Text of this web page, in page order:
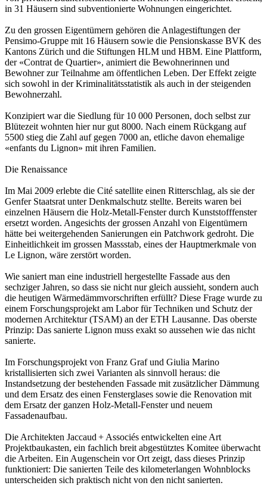
in 31 Häusern sind subventionierte Wohnungen eingerichtet.
Zu den grossen Eigentümern gehören die Anlagestiftungen der
Pensimo-Gruppe mit 16 Häusern sowie die Pensionskasse BVK des
Kantons Zürich und die Stiftungen HLM und HBM. Eine Plattform,
der «Contrat de Quartier», animiert die Bewohnerinnen und
Bewohner zur Teilnahme am öffentlichen Leben. Der Effekt zeigte
sich sowohl in der Kriminalitätsstatistik als auch in der steigenden
Bewohnerzahl.
Konzipiert war die Siedlung für 10 000 Personen, doch selbst zur
Blütezeit wohnten hier nur gut 8000. Nach einem Rückgang auf
5500 stieg die Zahl auf gegen 7000 an, etliche davon ehemalige
«enfants du Lignon» mit ihren Familien.
Die Renaissance
Im Mai 2009 erlebte die Cité satellite einen Ritterschlag, als sie der
Genfer Staatsrat unter Denkmalschutz stellte. Bereits waren bei
einzelnen Häusern die Holz-Metall-Fenster durch Kunststofffenster
ersetzt worden. Angesichts der grossen Anzahl von Eigentümern
hätte bei weitergehenden Sanierungen ein Patchwork gedroht. Die
Einheitlichkeit im grossen Massstab, eines der Hauptmerkmale von
Le Lignon, wäre zerstört worden.
Wie saniert man eine industriell hergestellte Fassade aus den
sechziger Jahren, so dass sie nicht nur gleich aussieht, sondern auch
die heutigen Wärmedämmvorschriften erfüllt? Diese Frage wurde zu
einem Forschungsprojekt am Labor für Techniken und Schutz der
modernen Architektur (TSAM) an der ETH Lausanne. Das oberste
Prinzip: Das sanierte Lignon muss exakt so aussehen wie das nicht
sanierte.
Im Forschungsprojekt von Franz Graf und Giulia Marino
kristallisierten sich zwei Varianten als sinnvoll heraus: die
Instandsetzung der bestehenden Fassade mit zusätzlicher Dämmung
und dem Ersatz des einen Fensterglases sowie die Renovation mit
dem Ersatz der ganzen Holz-Metall-Fenster und neuem
Fassadenaufbau.
Die Architekten Jaccaud + Associés entwickelten eine Art
Projektbaukasten, ein fachlich breit abgestütztes Komitee überwacht
die Arbeiten. Ein Augenschein vor Ort zeigt, dass dieses Prinzip
funktioniert: Die sanierten Teile des kilometerlangen Wohnblocks
unterscheiden sich praktisch nicht von den nicht sanierten.